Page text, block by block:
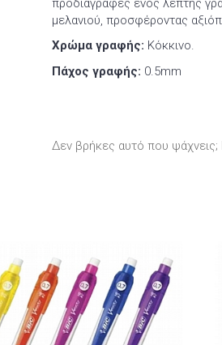
προδιαγραφές ενός λεπτής
μελανιού, προσφέροντας
Χρώμα γραφής: Κόκκινο.
Πάχος γραφής: 0.5mm
Δεν βρήκες αυτό που